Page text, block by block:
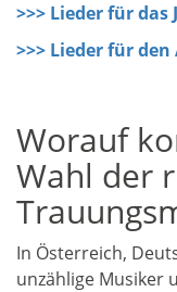
>>> Lieder für das
>>> Lieder für den
Worauf
Wahl der
In Österreich,
unzählige Musiker